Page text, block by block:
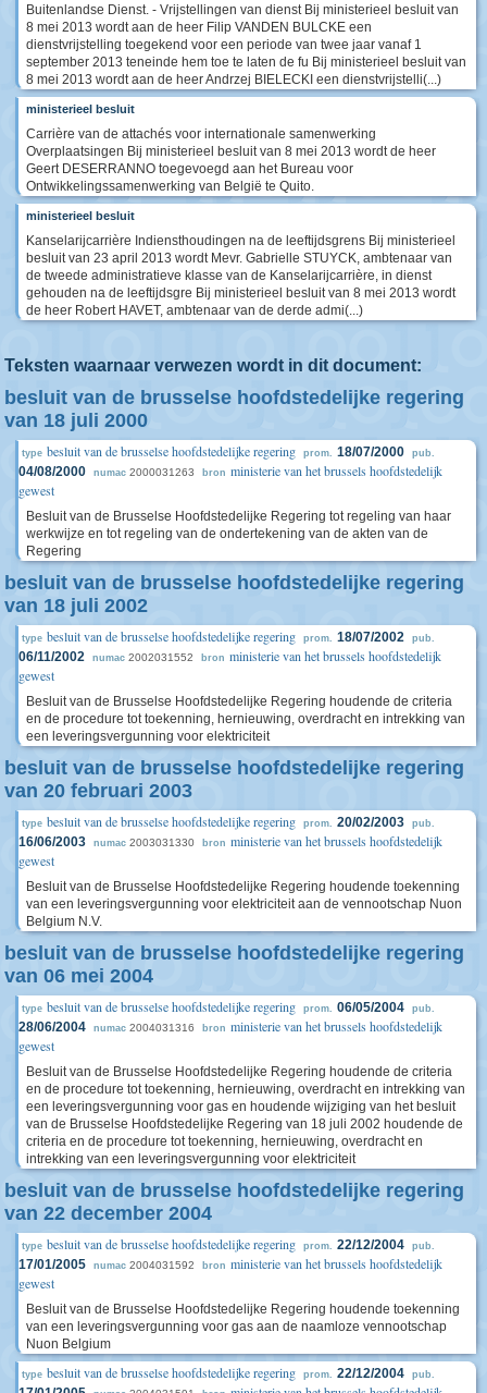
Buitenlandse Dienst. - Vrijstellingen van dienst Bij ministerieel besluit van
8 mei 2013 wordt aan de heer Filip VANDEN BULCKE een
dienstvrijstelling toegekend voor een periode van twee jaar vanaf 1
september 2013 teneinde hem toe te laten de fu Bij ministerieel besluit van
8 mei 2013 wordt aan de heer Andrzej BIELECKI een dienstvrijstelli(...)
ministerieel besluit
Carrière van de attachés voor internationale samenwerking
Overplaatsingen Bij ministerieel besluit van 8 mei 2013 wordt de heer
Geert DESERRANNO toegevoegd aan het Bureau voor
Ontwikkelingssamenwerking van België te Quito.
ministerieel besluit
Kanselarijcarrière Indiensthoudingen na de leeftijdsgrens Bij ministerieel
besluit van 23 april 2013 wordt Mevr. Gabrielle STUYCK, ambtenaar van
de tweede administratieve klasse van de Kanselarijcarrière, in dienst
gehouden na de leeftijdsgre Bij ministerieel besluit van 8 mei 2013 wordt
de heer Robert HAVET, ambtenaar van de derde admi(...)
Teksten waarnaar verwezen wordt in dit document:
besluit van de brusselse hoofdstedelijke regering
van 18 juli 2000
type besluit van de brusselse hoofdstedelijke regering prom. 18/07/2000 pub.
04/08/2000 numac 2000031263 bron ministerie van het brussels hoofdstedelijk
gewest
Besluit van de Brusselse Hoofdstedelijke Regering tot regeling van haar
werkwijze en tot regeling van de ondertekening van de akten van de
Regering
besluit van de brusselse hoofdstedelijke regering
van 18 juli 2002
type besluit van de brusselse hoofdstedelijke regering prom. 18/07/2002 pub.
06/11/2002 numac 2002031552 bron ministerie van het brussels hoofdstedelijk
gewest
Besluit van de Brusselse Hoofdstedelijke Regering houdende de criteria
en de procedure tot toekenning, hernieuwing, overdracht en intrekking van
een leveringsvergunning voor elektriciteit
besluit van de brusselse hoofdstedelijke regering
van 20 februari 2003
type besluit van de brusselse hoofdstedelijke regering prom. 20/02/2003 pub.
16/06/2003 numac 2003031330 bron ministerie van het brussels hoofdstedelijk
gewest
Besluit van de Brusselse Hoofdstedelijke Regering houdende toekenning
van een leveringsvergunning voor elektriciteit aan de vennootschap Nuon
Belgium N.V.
besluit van de brusselse hoofdstedelijke regering
van 06 mei 2004
type besluit van de brusselse hoofdstedelijke regering prom. 06/05/2004 pub.
28/06/2004 numac 2004031316 bron ministerie van het brussels hoofdstedelijk
gewest
Besluit van de Brusselse Hoofdstedelijke Regering houdende de criteria
en de procedure tot toekenning, hernieuwing, overdracht en intrekking van
een leveringsvergunning voor gas en houdende wijziging van het besluit
van de Brusselse Hoofdstedelijke Regering van 18 juli 2002 houdende de
criteria en de procedure tot toekenning, hernieuwing, overdracht en
intrekking van een leveringsvergunning voor elektriciteit
besluit van de brusselse hoofdstedelijke regering
van 22 december 2004
type besluit van de brusselse hoofdstedelijke regering prom. 22/12/2004 pub.
17/01/2005 numac 2004031592 bron ministerie van het brussels hoofdstedelijk
gewest
Besluit van de Brusselse Hoofdstedelijke Regering houdende toekenning
van een leveringsvergunning voor gas aan de naamloze vennootschap
Nuon Belgium
type besluit van de brusselse hoofdstedelijke regering prom. 22/12/2004 pub.